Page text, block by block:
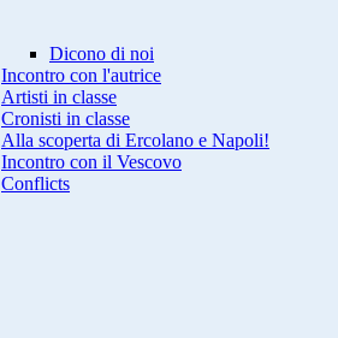
Dicono di noi
Incontro con l'autrice
Artisti in classe
Cronisti in classe
Alla scoperta di Ercolano e Napoli!
Incontro con il Vescovo
Conflicts